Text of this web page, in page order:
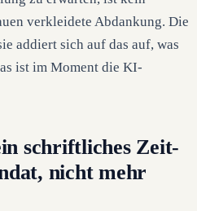
verkleidete Abdankung. Die
addiert sich auf das auf, was
ist im Moment die KI-
schriftliches Zeit-
nicht mehr